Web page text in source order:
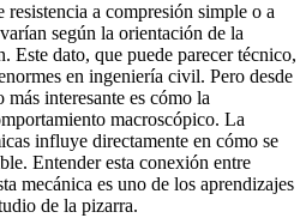
a compresión simple o a
según la orientación de la
Este dato, que puede parecer técnico,
en ingeniería civil. Pero desde
interesante es cómo la
macroscópico. La
influye directamente en cómo se
Entender esta conexión entre
mecánica es uno de los aprendizajes
de la pizarra.